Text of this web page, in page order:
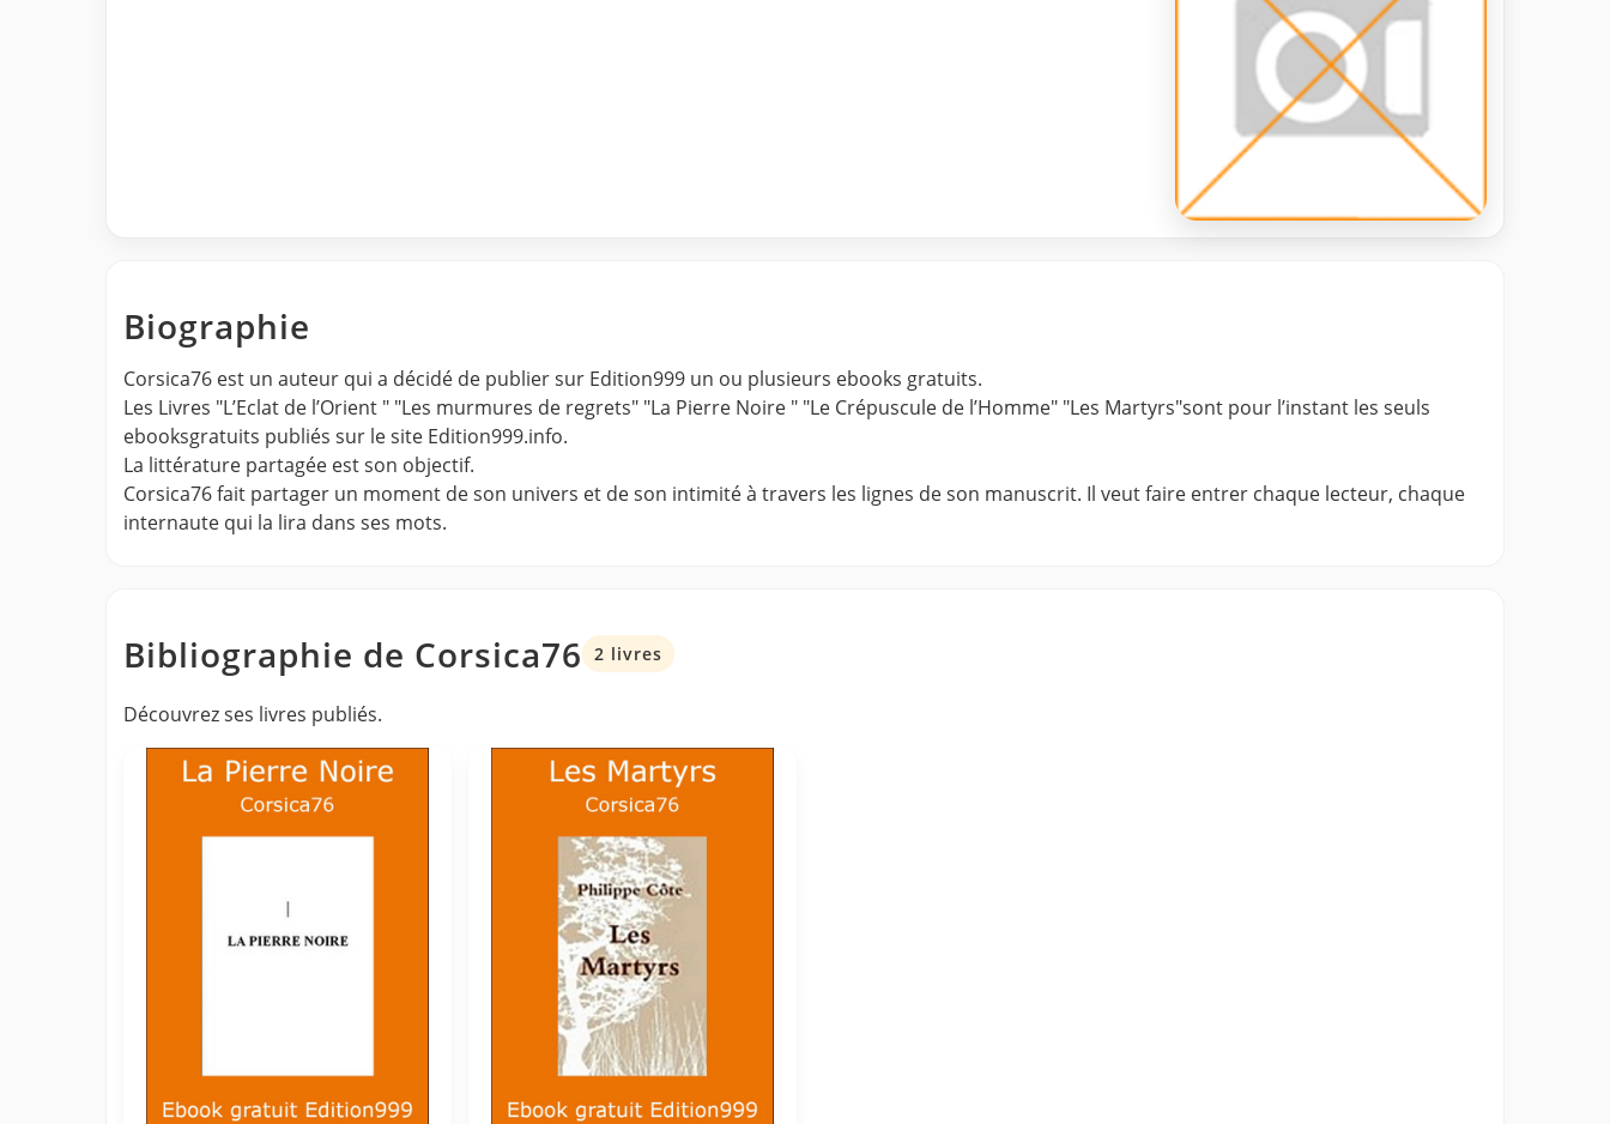
Biographie
Corsica76 est un auteur qui a décidé de publier sur Edition999 un ou plusieurs ebooks gratuits.
Les Livres "L’Eclat de l’Orient " "Les murmures de regrets" "La Pierre Noire " "Le Crépuscule de l’Homme" "Les Martyrs"sont pour l’instant les seuls
ebooksgratuits publiés sur le site Edition999.info.
La littérature partagée est son objectif.
Corsica76 fait partager un moment de son univers et de son intimité à travers les lignes de son manuscrit. Il veut faire entrer chaque lecteur, chaque
internaute qui la lira dans ses mots.
Bibliographie de Corsica76 2 livres
Découvrez ses livres publiés.